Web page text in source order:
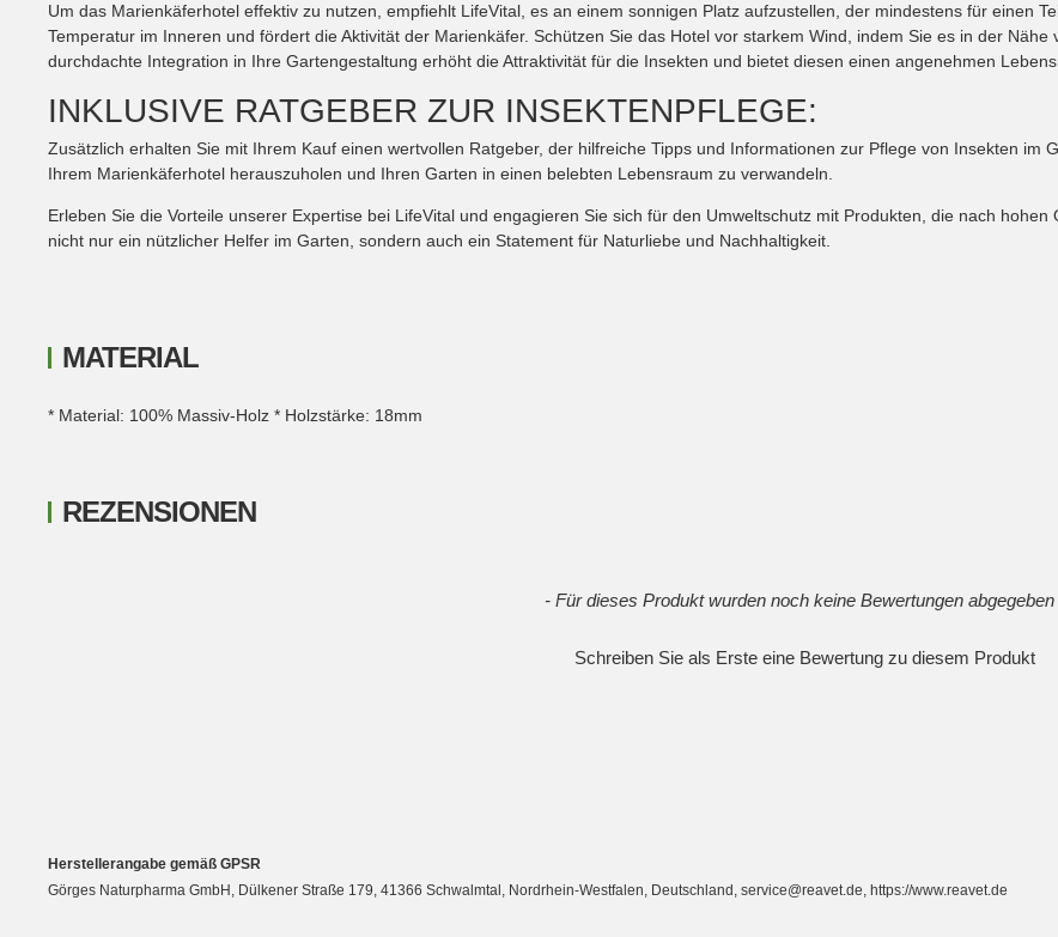
Um das Marienkäferhotel effektiv zu nutzen, empfiehlt LifeVital, es an einem sonnigen Platz aufzustellen, der mindestens für einen
Temperatur im Inneren und fördert die Aktivität der Marienkäfer. Schützen Sie das Hotel vor starkem Wind, indem Sie es in der
durchdachte Integration in Ihre Gartengestaltung erhöht die Attraktivität für die Insekten und bietet diesen einen angenehmen
INKLUSIVE RATGEBER ZUR INSEKTENPFLEGE:
Zusätzlich erhalten Sie mit Ihrem Kauf einen wertvollen Ratgeber, der hilfreiche Tipps und Informationen zur Pflege von Insekten im
Ihrem Marienkäferhotel herauszuholen und Ihren Garten in einen belebten Lebensraum zu verwandeln.
Erleben Sie die Vorteile unserer Expertise bei LifeVital und engagieren Sie sich für den Umweltschutz mit Produkten, die nach
nicht nur ein nützlicher Helfer im Garten, sondern auch ein Statement für Naturliebe und Nachhaltigkeit.
MATERIAL
* Material: 100% Massiv-Holz * Holzstärke: 18mm
REZENSIONEN
- Für dieses Produkt wurden noch keine Bewertungen abgegeben
Schreiben Sie als Erste eine Bewertung zu diesem Produkt
Herstellerangabe gemäß GPSR
Görges Naturpharma GmbH, Dülkener Straße 179, 41366 Schwalmtal, Nordrhein-Westfalen, Deutschland, service@reavet.de, https://www.reavet.de